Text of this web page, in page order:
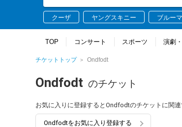
クーザ ヤングスキニー ブルー
TOP コンサート スポーツ 演劇
チケットトップ Ondfodt
Ondfodt のチケット
お気に入りに登録するとOndfodtのチケットに関
Ondfodtをお気に入り登録する